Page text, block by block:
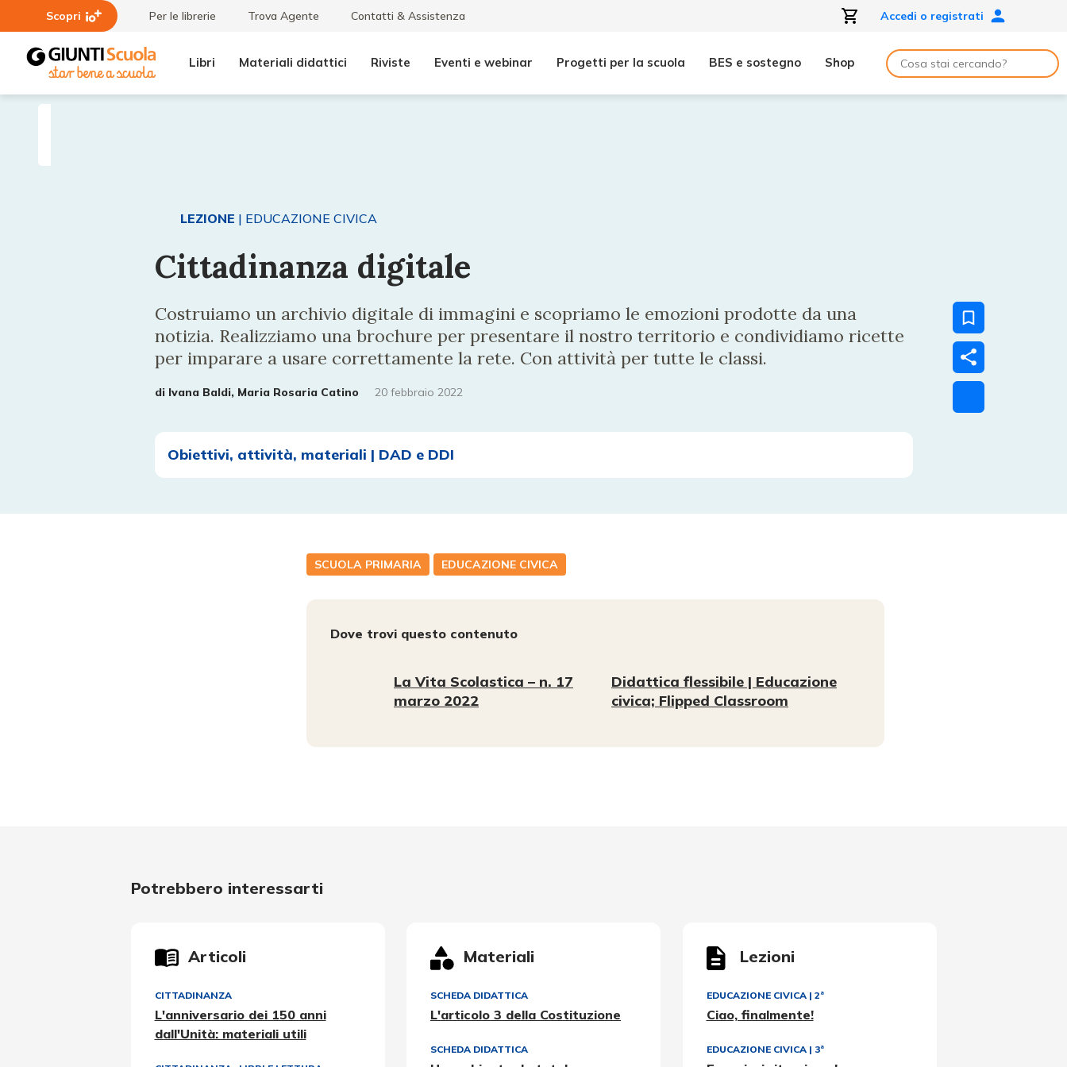
Scopri Per le librerie Trova Agente Contatti & Assistenza Accedi o registrati
Libri Materiali didattici Riviste Eventi e webinar Progetti per la scuola BES e sostegno Shop
LEZIONE | EDUCAZIONE CIVICA
Cittadinanza digitale
Costruiamo un archivio digitale di immagini e scopriamo le emozioni prodotte da una
notizia. Realizziamo una brochure per presentare il nostro territorio e condividiamo ricette
per imparare a usare correttamente la rete. Con attività per tutte le classi.
di Ivana Baldi, Maria Rosaria Catino 20 febbraio 2022
Obiettivi, attività, materiali | DAD e DDI
SCUOLA PRIMARIA EDUCAZIONE CIVICA
Dove trovi questo contenuto
La Vita Scolastica – n. 17
marzo 2022
Didattica flessibile | Educazione
civica; Flipped Classroom
Potrebbero interessarti
Articoli
CITTADINANZA
L'anniversario dei 150 anni
dall'Unità: materiali utili
Materiali
SCHEDA DIDATTICA
L'articolo 3 della Costituzione
SCHEDA DIDATTICA
Lezioni
EDUCAZIONE CIVICA| 2ª
Ciao, finalmente!
EDUCAZIONE CIVICA| 3ª